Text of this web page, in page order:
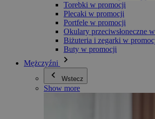
Torebki w promocji
Plecaki w promocji
Portfele w promocji
Okulary przeciwsłoneczne
Biżuteria i zegarki w
Buty w promocji
Mężczyźni
Wstecz
Show more